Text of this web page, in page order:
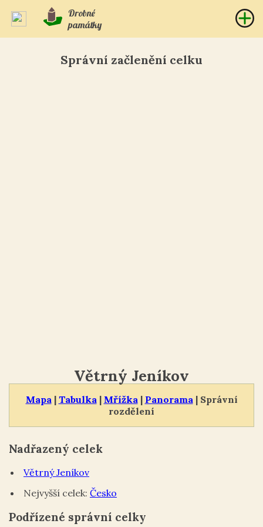
Drobné
památky
Správní začlenění celku
Mapa | Tabulka | Mřížka | Panorama | Správní
rozdělení
Větrný Jeníkov
Nadřazený celek
Větrný Jeníkov
Nejvyšší celek: Česko
Podřízené správní celky